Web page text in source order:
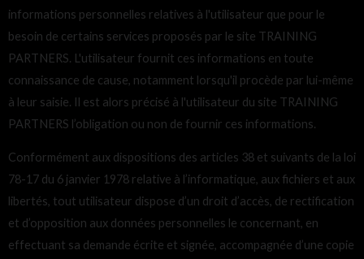
informations personnelles relatives à l'utilisateur que pour le
besoin de certains services proposés par le site TRAINING
PARTNERS. L'utilisateur fournit ces informations en toute
connaissance de cause, notamment lorsqu'il procède par lui-même
à leur saisie. Il est alors précisé à l'utilisateur du site TRAINING
PARTNERS l’obligation ou non de fournir ces informations.
Conformément aux dispositions des articles 38 et suivants de la loi
78-17 du 6 janvier 1978 relative à l’informatique, aux fichiers et aux
libertés, tout utilisateur dispose d’un droit d’accès, de rectification
et d’opposition aux données personnelles le concernant, en
effectuant sa demande écrite et signée, accompagnée d’une copie